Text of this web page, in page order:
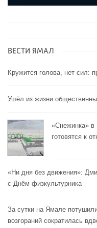
ВЕСТИ ЯМАЛ
Кружится голова, нет сил:
Ушёл из жизни
«Снежинка»
готовятся к
«Ни дня без движения»:
с Днём физкультурника
За сутки на Ямале
возгораний сократилась